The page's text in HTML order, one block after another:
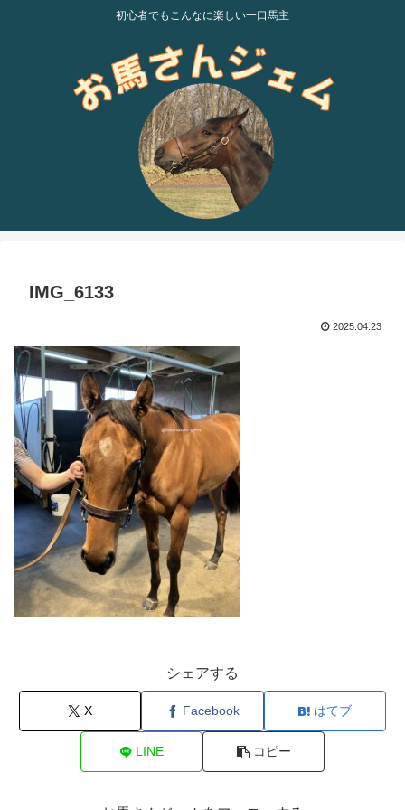
初心者でもこんなに楽しい一口馬主
IMG_6133
2025.04.23
シェアする
X Facebook はてブ
LINE コピー